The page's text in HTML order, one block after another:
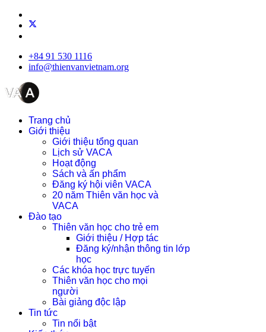
+84 91 530 1116
info@thienvanvietnam.org
Trang chủ
Giới thiệu
Giới thiệu tổng quan
Lịch sử VACA
Hoạt động
Sách và ấn phẩm
Đăng ký hội viên VACA
20 năm Thiên văn học và
VACA
Đào tạo
Thiên văn học cho trẻ em
Giới thiệu / Hợp tác
Đăng ký/nhận thông tin lớp
học
Các khóa học trực tuyến
Thiên văn học cho mọi
người
Bài giảng độc lập
Tin tức
Tin nổi bật